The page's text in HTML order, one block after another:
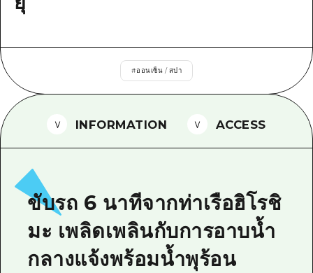
ธรรมชาติ
TRAVELPAL International
ดาวน์โหลดรูปภาพ
ข้อมูลการขนส่งระหว่างเกิดภัยพิบัติ
#ออนเซ็น / สปา
INFORMATION ACCESS
ขับรถ 6 นาทีจากท่าเรือฮิโรชิ
มะ เพลิดเพลินกับการอาบน้ำ
กลางแจ้งพร้อมน้ำพุร้อน